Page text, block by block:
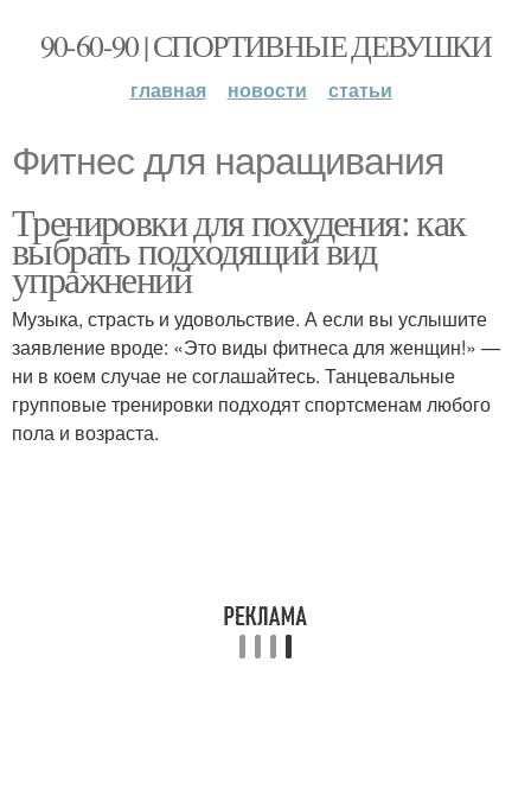
90-60-90 | СПОРТИВНЫЕ ДЕВУШКИ
главная новости статьи
Фитнес для наращивания
Тренировки для похудения: как
выбрать подходящий вид
упражнений
Музыка, страсть и удовольствие. А если вы услышите
заявление вроде: «Это виды фитнеса для женщин!» —
ни в коем случае не соглашайтесь. Танцевальные
групповые тренировки подходят спортсменам любого
пола и возраста.